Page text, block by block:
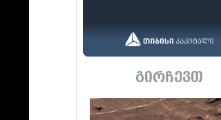
გირჩევთ